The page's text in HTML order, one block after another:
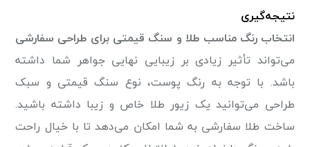
نتیجه‌گیری
انتخاب رنگ مناسب طلا و سنگ قیمتی برای طراحی سفارشی
می‌تواند تأثیر زیادی بر زیبایی نهایی جواهر شما داشته
باشد. با توجه به رنگ پوست، نوع سنگ قیمتی و سبک
طراحی می‌توانید یک زیور طلا خاص و زیبا داشته باشید.
ساخت طلا سفارشی به شما امکان می‌دهد تا با خیال راحت